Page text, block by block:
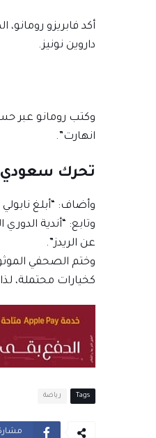
أكد فابريزو
داروين نونيز.
وكتب رومانو عبر
انهارت”.
تحرك سعودي
وأضاف: “أبلغ
وتابع: “أندية
عن الريدز”.
وختم الصحفي
كخيارات محتملة،
Tags رياضة